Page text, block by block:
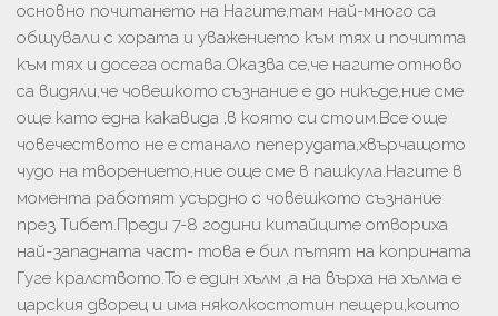
основно почитането на Нагите,там най-много са
общували с хората и уважението към тях и почитта
към тях и досега остава.Оказва се,че нагите отново
са видяли,че човешкото съзнание е до никъде,ние сме
още като една какавида ,в която си стоим.Все още
човечеството не е станало пеперудата,хвърчащото
чудо на творението,ние още сме в пашкула.Нагите в
момента работят усърдно с човешкото съзнание
през Тибет.Преди 7-8 години китайците отвориха
най-западната част- това е бил пътят на коприната
Гуге кралството.То е един хълм ,а на върха на хълма е
царския дворец и има няколкостотин пещери,които